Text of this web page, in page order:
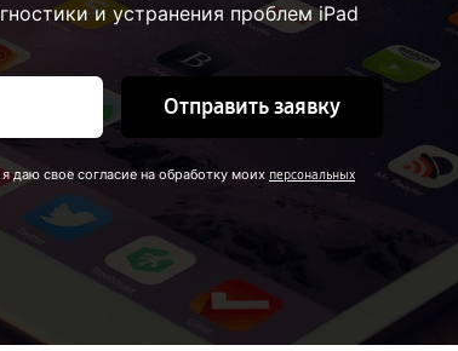
и устранения проблем iPad
Отправить заявку
даю свое согласие на обработку моих персональных